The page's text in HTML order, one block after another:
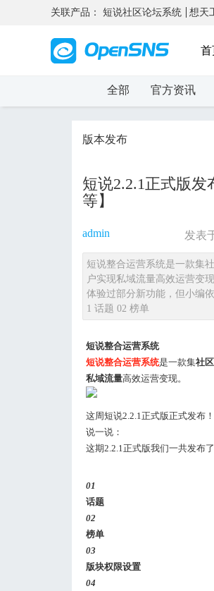
关联产品： 短说社区论坛系统 想天
首
全部 官方资讯
版本发布
短说2.2.1正式版
等】
admin 发表
短说整合运营系统是一款集
户实现私域流量高效运营变
体验过部分新功能，但小编
1 话题 02 榜单
短说整合运营系统
短说整合运营系统是一款集社
私域流量高效运营变现。
这周短说2.2.1正式版正式发布
说一说：
这期2.2.1正式版我们一共发布
01
话题
02
榜单
03
版块权限设置
04